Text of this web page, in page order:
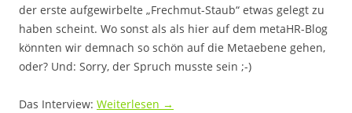
der erste aufgewirbelte „Frechmut-Staub“ etwas gelegt zu
haben scheint. Wo sonst als als hier auf dem metaHR-Blog
könnten wir demnach so schön auf die Metaebene gehen,
oder? Und: Sorry, der Spruch musste sein ;-)
Das Interview: Weiterlesen →